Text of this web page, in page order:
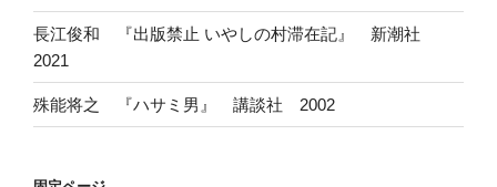
長江俊和 『出版禁止 いやしの村滞在記』 新潮社
2021
殊能将之 『ハサミ男』 講談社 2002